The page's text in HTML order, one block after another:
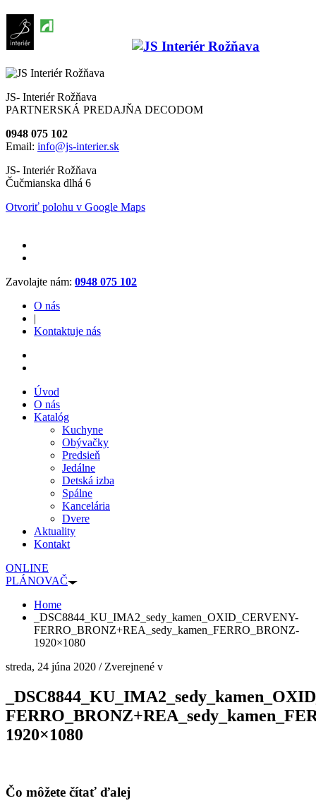
JS- Interiér Rožňava
PARTNERSKÁ PREDAJŇA DECODOM
0948 075 102
Email: info@js-interier.sk
JS- Interiér Rožňava
Čučmianska dlhá 6
Otvoriť polohu v Google Maps
Zavolajte nám: 0948 075 102
O nás
|
Kontaktuje nás
Úvod
O nás
Katalóg
Kuchyne
Obývačky
Predsieň
Jedálne
Detská izba
Spálne
Kancelária
Dvere
Aktuality
Kontakt
ONLINE
PLÁNOVAČ
Home
_DSC8844_KU_IMA2_sedy_kamen_OXID_CERVENY-
FERRO_BRONZ+REA_sedy_kamen_FERRO_BRONZ-
1920×1080
streda, 24 júna 2020 /Zverejnené v
1920×1080
Čo môžete čítať ďalej